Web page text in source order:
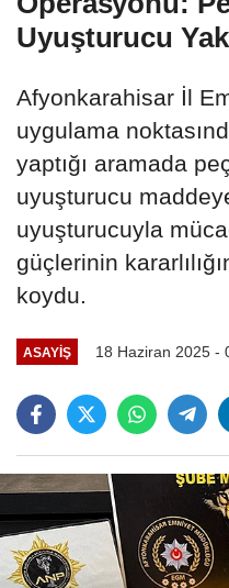
Uyuşturucu
Afyonkarahisar İl
uygulama
yaptığı aramada
uyuşturucu
uyuşturucuyla
güçlerinin
koydu.
ASAYIŞ 18 Haziran 2025 -